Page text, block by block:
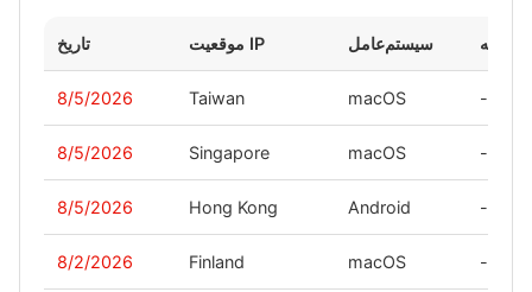
تاریخ موقعیت IP سیستم‌عامل نسخه
8/5/2026 Taiwan macOS -
8/5/2026 Singapore macOS -
8/5/2026 Hong Kong Android -
8/2/2026 Finland macOS -